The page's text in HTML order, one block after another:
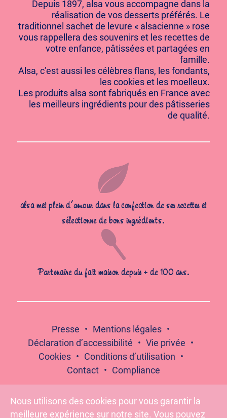
alsa met plein d’amour dans la confection de ses recettes et
sélectionne de bons ingrédients.
Partenaire du fait maison depuis + de 100 ans.
Depuis 1897, alsa vous accompagne dans la
réalisation de vos desserts préférés. Le
traditionnel sachet de levure « alsacienne » rose
vous rappellera des souvenirs et les recettes de
votre enfance, pâtissées et partagées en
famille.
Alsa, c’est aussi les célèbres flans, les fondants,
les cookies et les moelleux.
Les produits alsa sont fabriqués en France avec
les meilleurs ingrédients pour des pâtisseries
de qualité.
Presse
Mentions légales
Déclaration d’accessibilité
Vie privée
Cookies
Conditions d’utilisation
Contact
Compliance
Nous utilisons des cookies pour vous garantir la
meilleure expérience sur notre site. Vous pouvez